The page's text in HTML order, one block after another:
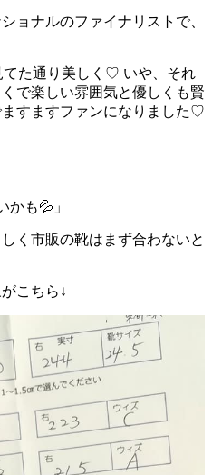
ョナルのファイナリストで、
た通り美しく♡ いや、それ
で楽しい雰囲気と優しくも賢
すますファンになりました♡
かも💦 」
く市販の靴はまず合わないと
こちら↓